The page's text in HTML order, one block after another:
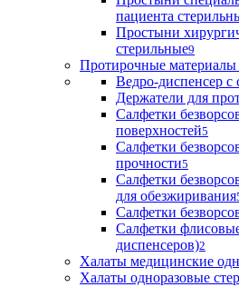
пациента
Простыни
стерильные9
Протирочные материалы
Ведро-диспенсер с
Держатели для
Салфетки
поверхностей5
Салфетки
прочности5
Салфетки
для обезжиривания
Салфетки
Салфетки
диспенсеров)2
Халаты медицинские
Халаты одноразовые